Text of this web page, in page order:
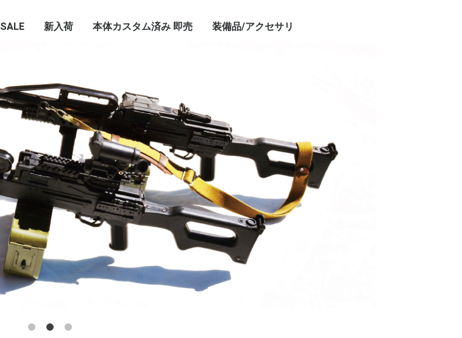
Original sticker
Original item
Vintage・Weathering
AK Custom新入荷 本体カスタム済み 即売 装備品/アクセサリ